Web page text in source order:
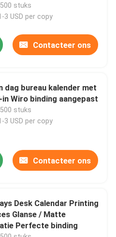
500 stuks
3 USD per copy
Contacteer ons
dag bureau kalender met
Wiro binding aangepast
500 stuks
3 USD per copy
Contacteer ons
Desk Calendar Printing
Glanse / Matte
Perfecte binding